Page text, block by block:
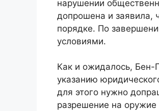
нарушении
допрошена и заявила,
порядке. По
условиями.
Как и ожидалось,
указанию
для этого нужно
разрешение на оружие